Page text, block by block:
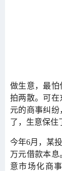
做生意，最怕
拍两散。可在
元的商事纠
了，生意保住
今年6月，某
万元借款本息
意市场化商